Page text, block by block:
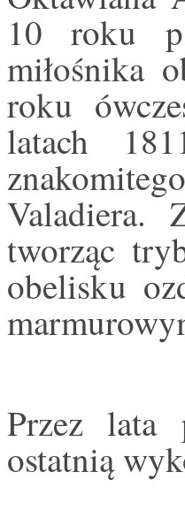
10 roku
miłośnika
roku
latach
Valadiera.
tworząc
obelisku
Przez lata
ostatnią